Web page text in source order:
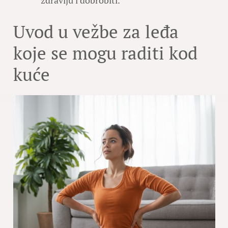
Uvod u vežbe za leđa
koje se mogu raditi kod
kuće